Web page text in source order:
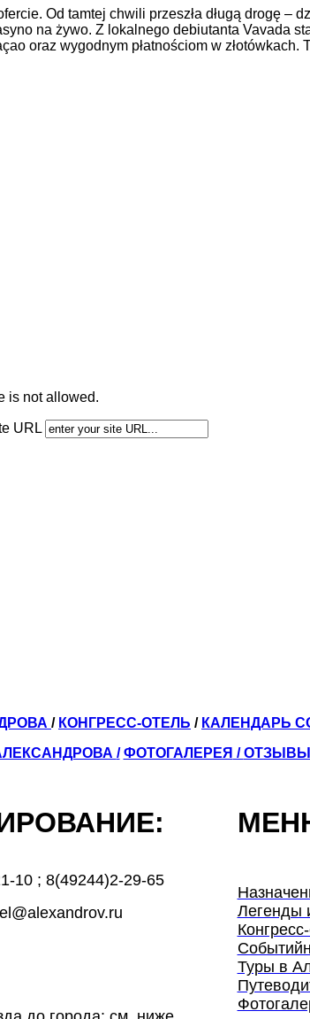
Od tamtej chwili przeszła długą drogę –
na żywo. Z lokalnego debiutanta Vavada
oraz wygodnym płatnościom w
is not allowed.
URL
/ КОНГРЕСС-ОТЕЛЬ / КАЛЕНДАРЬ
/ ФОТОГАЛЕРЕЯ /ОТЗЫВЫ
10; 8(49244)2-29-65
Легенды
Туры в